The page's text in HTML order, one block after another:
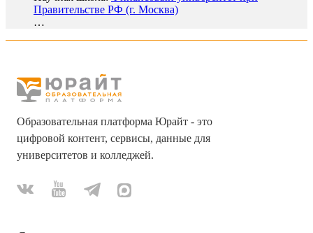
Правительстве РФ (г. Москва)
…
Образовательная платформа Юрайт - это
цифровой контент, сервисы, данные для
университетов и колледжей.